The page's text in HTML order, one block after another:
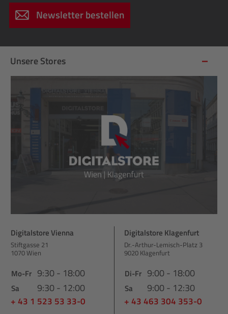
Newsletter bestellen
Unsere Stores
Digitalstore Vienna
Stiftgasse 21
1070 Wien
Mo-Fr 9:30 - 18:00
Sa 9:30 - 12:00
+ 43 1 523 53 33-0
Digitalstore Klagenfurt
Dr.-Arthur-Lemisch-Platz 3
9020 Klagenfurt
Di-Fr 9:00 - 18:00
Sa 9:00 - 12:30
+ 43 463 304 353-0